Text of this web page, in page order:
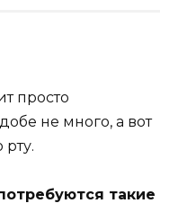
просто
не много, а вот
рту.
такие